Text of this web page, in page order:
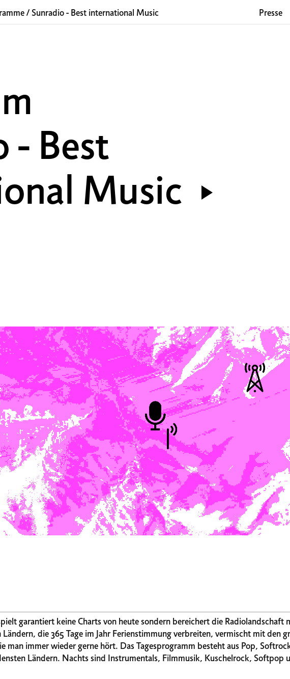
/ Sunradio - Best international Music Presse
- Best
Music
garantiert keine Charts von heute sondern bereichert die Radiolandschaft
die 365 Tage im Jahr Ferienstimmung verbreiten, vermischt mit den
Das Tagesprogramm besteht aus Pop, Softrock, Rock,
Ländern. Nachts sind Instrumentals, Filmmusik, Kuschelrock, Softpop